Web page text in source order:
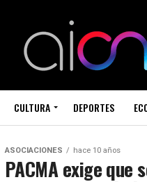
CULTURA DEPORTES
ASOCIACIONES hace 10 años
PACMA exige que